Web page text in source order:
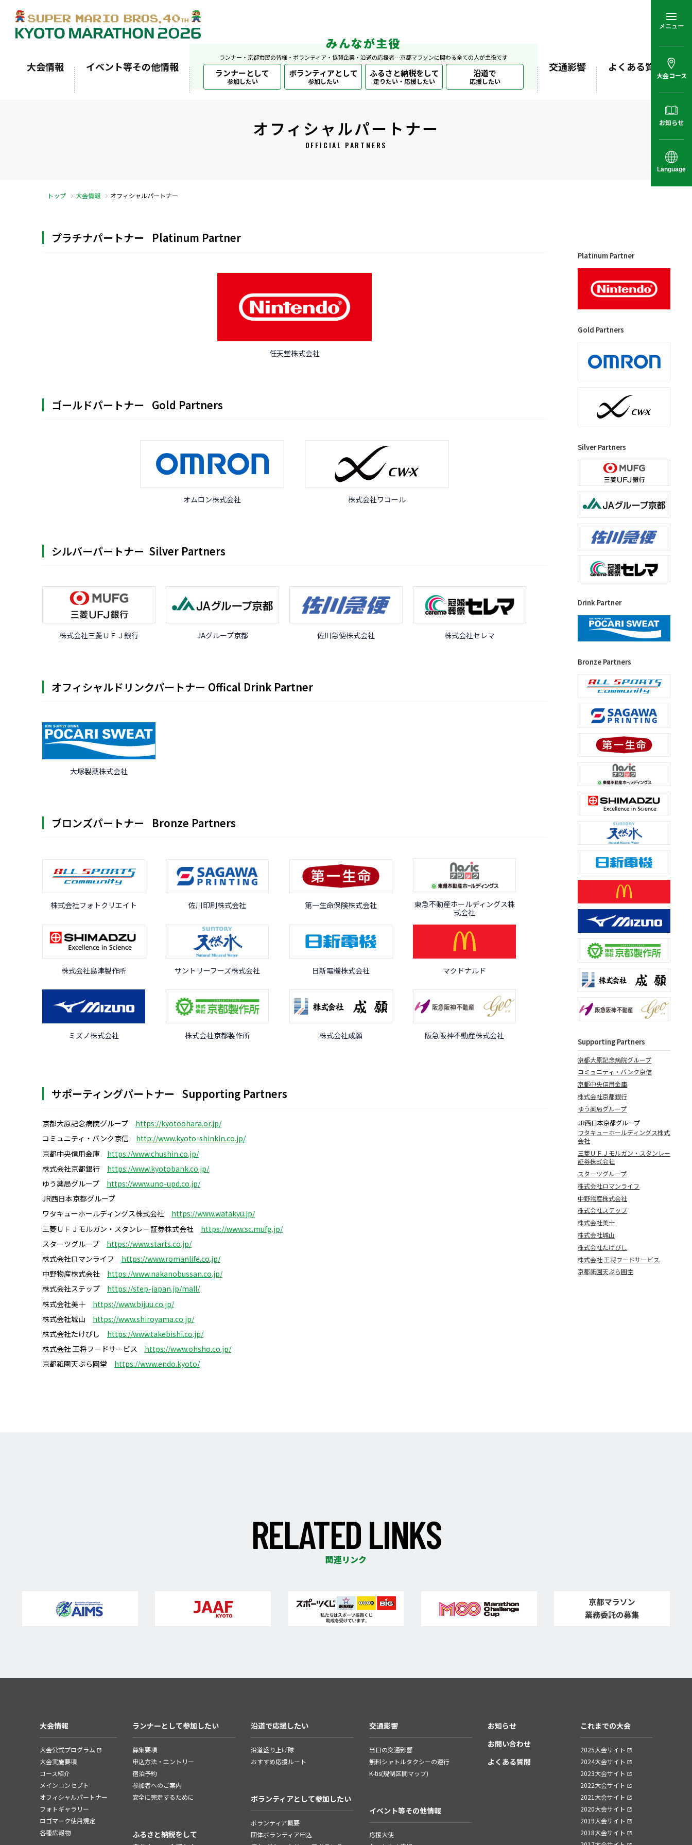
大会情報 イベント等その他情報
みんなが主役
ランナー・京都市民の皆様・ボランティア・協賛企業・沿道の応援者…京都マラソンに関わる全ての人が主役です
ランナーとして
参加したい
ボランティアとして
参加したい
ふるさと納税をして
走りたい・応援したい
沿道で
応援したい
交通影響 よくある質問
メニュー
大会コース
お知らせ
Language
オフィシャルパートナー
OFFICIAL PARTNERS
トップ 大会情報 オフィシャルパートナー
プラチナパートナー Platinum Partner
任天堂株式会社
ゴールドパートナー Gold Partners
オムロン株式会社 株式会社ワコール
シルバーパートナー Silver Partners
株式会社三菱ＵＦＪ銀行 JAグループ京都 佐川急便株式会社 株式会社セレマ
オフィシャルドリンクパートナー Offical Drink Partner
大塚製薬株式会社
ブロンズパートナー Bronze Partners
株式会社フォトクリエイト 佐川印刷株式会社 第一生命保険株式会社
東急不動産ホールディングス株
式会社
株式会社島津製作所 サントリーフーズ株式会社 日新電機株式会社 マクドナルド
ミズノ株式会社 株式会社京都製作所 株式会社成願 阪急阪神不動産株式会社
サポーティングパートナー Supporting Partners
京都大原記念病院グループ https://kyotoohara.or.jp/
コミュニティ・バンク京信 http://www.kyoto-shinkin.co.jp/
京都中央信用金庫 https://www.chushin.co.jp/
株式会社京都銀行 https://www.kyotobank.co.jp/
ゆう薬局グループ https://www.uno-upd.co.jp/
JR西日本京都グループ
ワタキューホールディングス株式会社 https://www.watakyu.jp/
三菱ＵＦＪモルガン・スタンレー証券株式会社 https://www.sc.mufg.jp/
スターツグループ https://www.starts.co.jp/
株式会社ロマンライフ https://www.romanlife.co.jp/
中野物産株式会社 https://www.nakanobussan.co.jp/
株式会社ステップ https://step-japan.jp/mall/
株式会社美十 https://www.bijuu.co.jp/
株式会社城山 https://www.shiroyama.co.jp/
株式会社たけびし https://www.takebishi.co.jp/
株式会社 王将フードサービス https://www.ohsho.co.jp/
京都祇園天ぷら圓堂 https://www.endo.kyoto/
Platinum Partner
Gold Partners
Silver Partners
Drink Partner
Bronze Partners
Supporting Partners
京都大原記念病院グループ
コミュニティ・バンク京信
京都中央信用金庫
株式会社京都銀行
ゆう薬局グループ
JR西日本京都グループ
ワタキューホールディングス株式
会社
三菱ＵＦＪモルガン・スタンレー
証券株式会社
スターツグループ
株式会社ロマンライフ
中野物産株式会社
株式会社ステップ
株式会社美十
株式会社城山
株式会社たけびし
株式会社 王将フードサービス
京都祇園天ぷら圓堂
RELATEDLINKS
関連リンク
大会情報
大会公式プログラム
大会実施要項
コース紹介
メインコンセプト
オフィシャルパートナー
フォトギャラリー
ロゴマーク使用規定
各種広報物
ランナーとして参加したい
募集要項
申込方法・エントリー
宿泊予約
参加者へのご案内
安全に完走するために
ふるさと納税をして
沿道で応援したい
沿道盛り上げ隊
おすすめ応援ルート
ボランティアとして参加したい
ボランティア概要
団体ボランティア申込
交通影響
当日の交通影響
無料シャトルタクシーの運行
K-tis(規制区間マップ)
イベント等その他情報
応援大使
お知らせ
お問い合わせ
よくある質問
これまでの大会
2025大会サイト
2024大会サイト
2023大会サイト
2022大会サイト
2021大会サイト
2020大会サイト
2019大会サイト
2018大会サイト